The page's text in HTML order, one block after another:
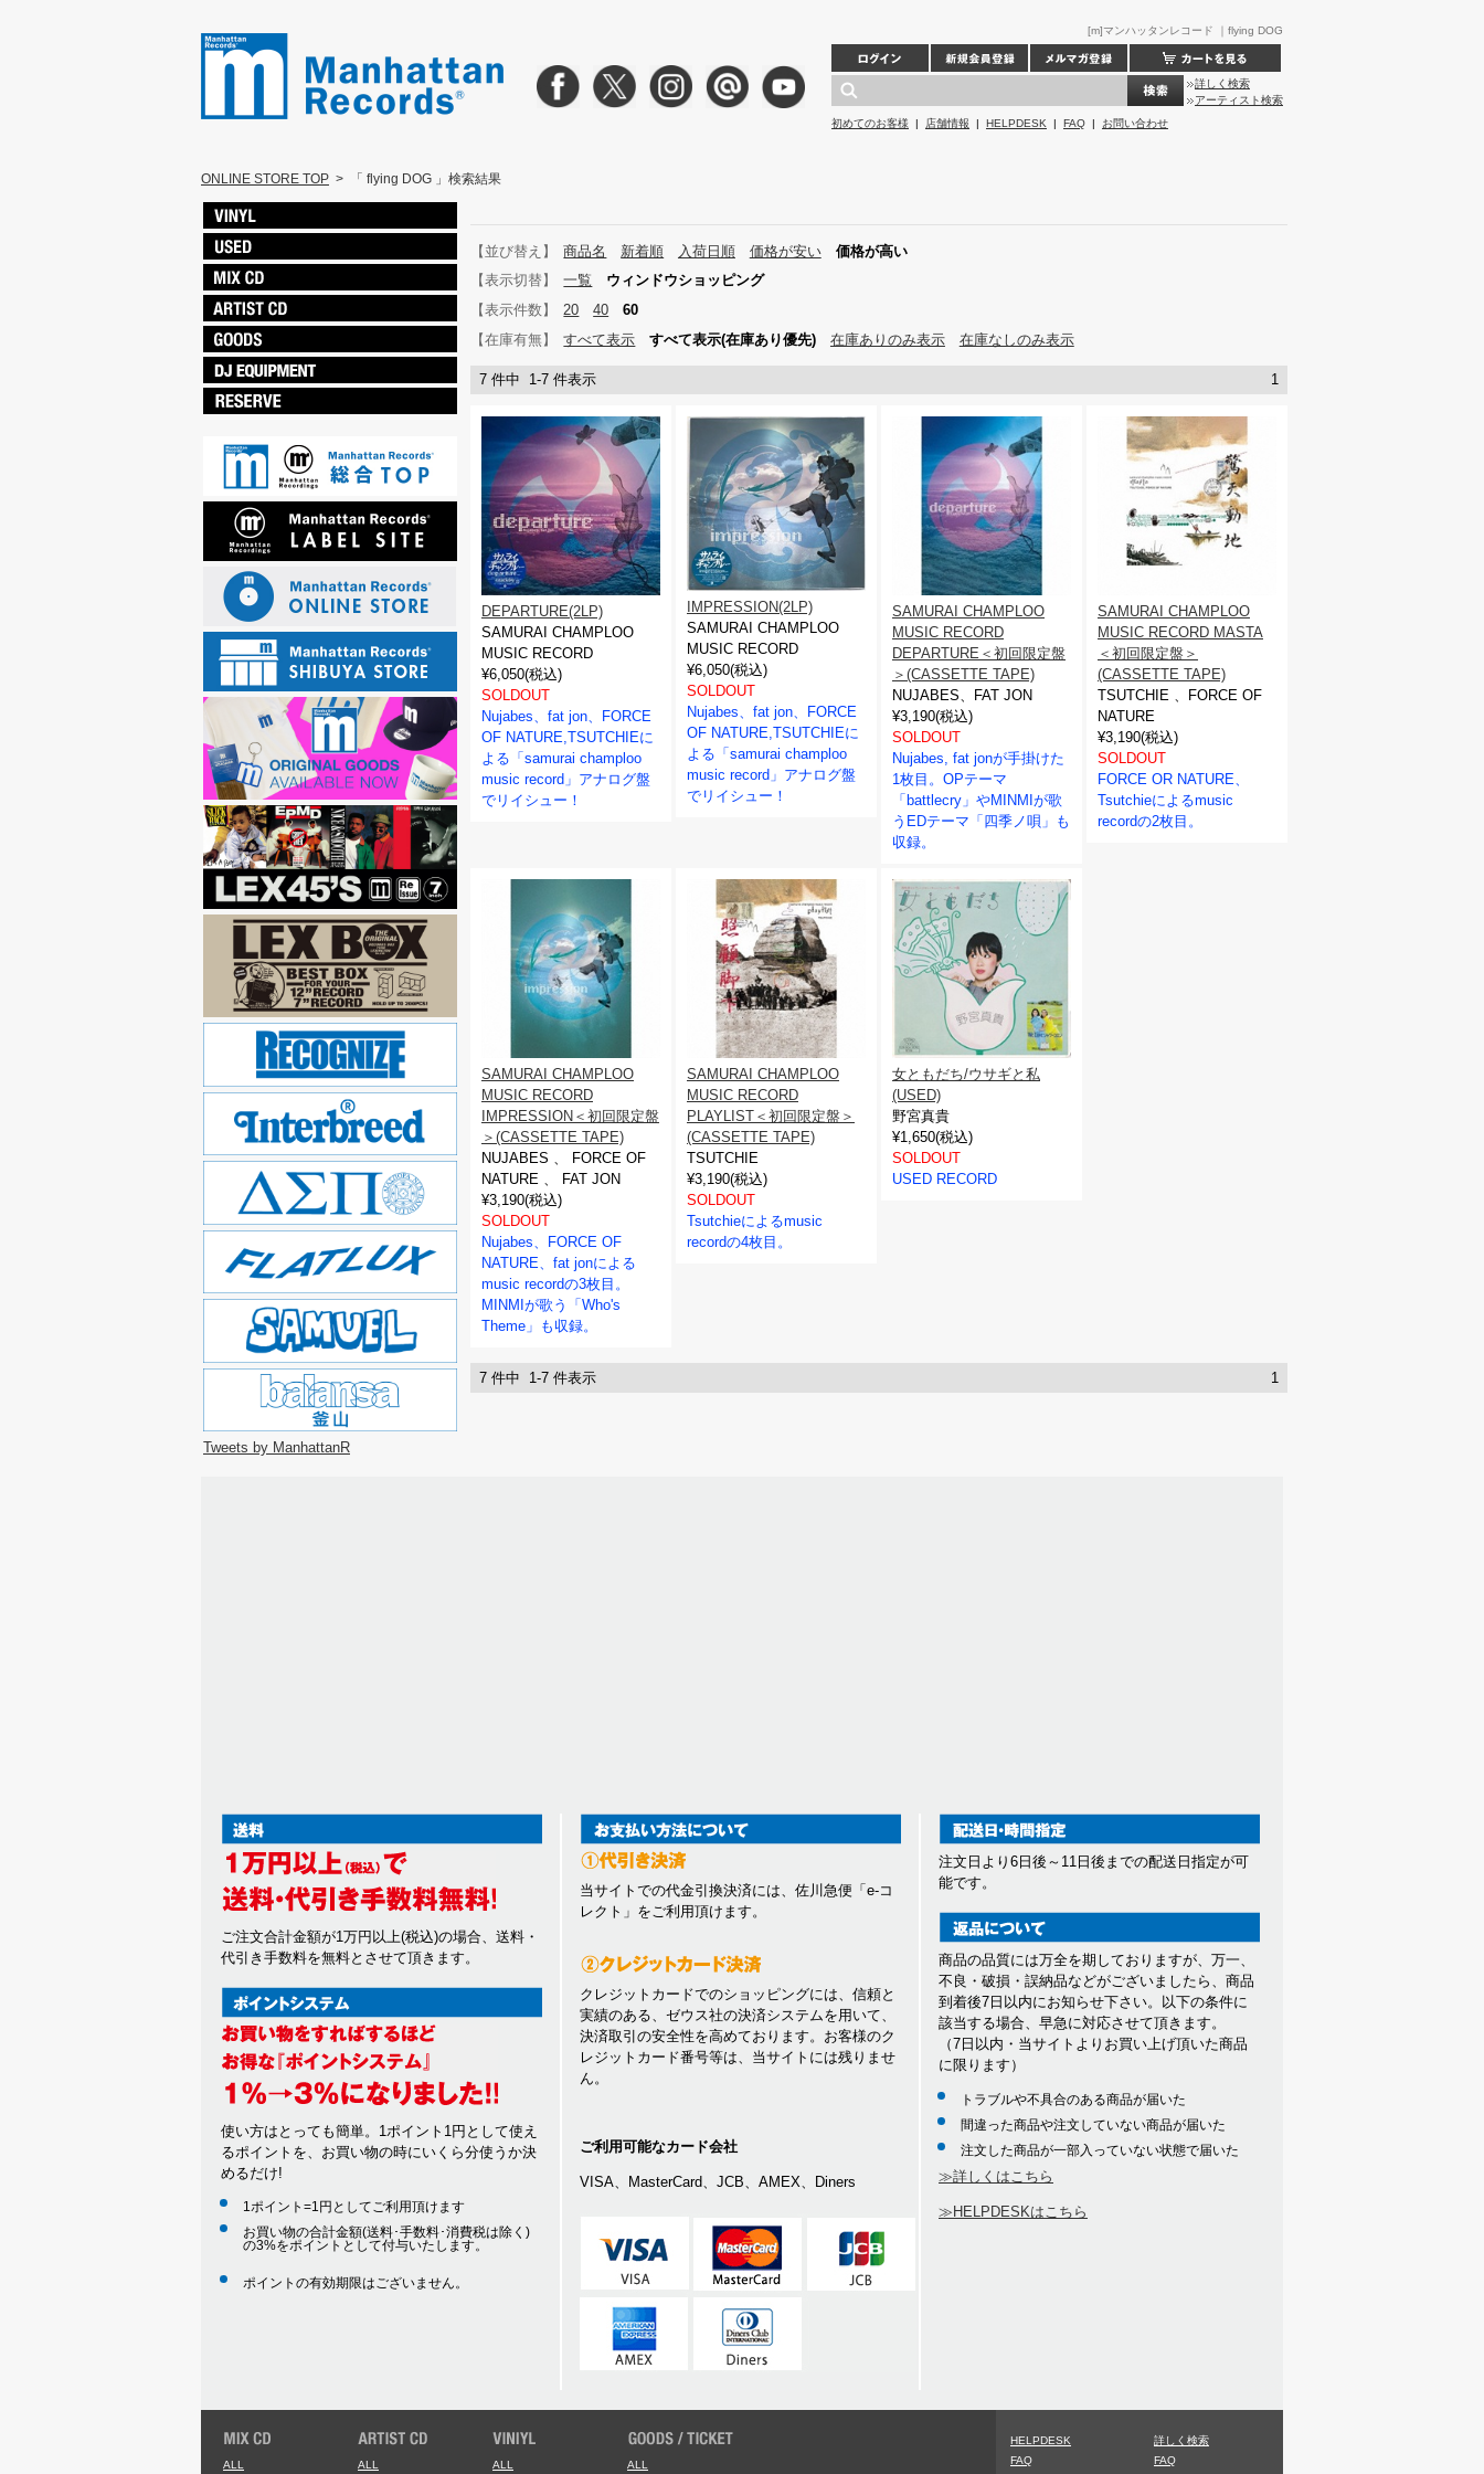
[m]マンハッタンレコード ｜flying DOG
詳しく検索
アーティスト検索
初めてのお客様 | 店舗情報 | HELPDESK | FAQ | お問い合わせ
ONLINE STORE TOP > 「 flying DOG 」検索結果
Tweets by ManhattanR
【並び替え】 商品名 新着順 入荷日順 価格が安い
価格が高い
【表示切替】
一覧
ウィンドウショッピング
【表示件数】
20 40
60
【在庫有無】
すべて表示 すべて表示(在庫あり優先) 在庫ありのみ表示 在庫なしのみ表示
7 件中 1-7 件表示 1
DEPARTURE(2LP)
SAMURAI CHAMPLOO
MUSIC RECORD
¥6,050(税込)
SOLDOUT
Nujabes、fat jon、FORCE
OF NATURE,TSUTCHIEに
よる「samurai champloo
music record」アナログ盤
でリイシュー！
IMPRESSION(2LP)
SAMURAI CHAMPLOO
MUSIC RECORD
¥6,050(税込)
SOLDOUT
Nujabes、fat jon、FORCE
OF NATURE,TSUTCHIEに
よる「samurai champloo
music record」アナログ盤
でリイシュー！
SAMURAI CHAMPLOO
MUSIC RECORD
DEPARTURE＜初回限定盤
＞(CASSETTE TAPE)
NUJABES、FAT JON
¥3,190(税込)
SOLDOUT
Nujabes, fat jonが手掛けた
1枚目。OPテーマ
「battlecry」やMINMIが歌
うEDテーマ「四季ノ唄」も
収録。
SAMURAI CHAMPLOO
MUSIC RECORD MASTA
＜初回限定盤＞
(CASSETTE TAPE)
TSUTCHIE 、FORCE OF
NATURE
¥3,190(税込)
SOLDOUT
FORCE OR NATURE、
Tsutchieによるmusic
recordの2枚目。
SAMURAI CHAMPLOO
MUSIC RECORD
IMPRESSION＜初回限定盤
＞(CASSETTE TAPE)
NUJABES 、 FORCE OF
NATURE 、 FAT JON
¥3,190(税込)
SOLDOUT
Nujabes、FORCE OF
NATURE、fat jonによる
music recordの3枚目。
MINMIが歌う「Who's
Theme」も収録。
SAMURAI CHAMPLOO
MUSIC RECORD
PLAYLIST＜初回限定盤＞
(CASSETTE TAPE)
TSUTCHIE
¥3,190(税込)
SOLDOUT
Tsutchieによるmusic
recordの4枚目。
女ともだち/ウサギと私
(USED)
野宮真貴
¥1,650(税込)
SOLDOUT
USED RECORD
7 件中 1-7 件表示 1
ご注文合計金額が1万円以上(税込)の場合、送料・
代引き手数料を無料とさせて頂きます。
使い方はとっても簡単。1ポイント1円として使え
るポイントを、お買い物の時にいくら分使うか決
めるだけ!
1ポイント=1円としてご利用頂けます
お買い物の合計金額(送料･手数料･消費税は除く)
の3%をポイントとして付与いたします。
ポイントの有効期限はございません。
当サイトでの代金引換決済には、佐川急便「e-コ
レクト」をご利用頂けます。
クレジットカードでのショッピングには、信頼と
実績のある、ゼウス社の決済システムを用いて、
決済取引の安全性を高めております。お客様のク
レジットカード番号等は、当サイトには残りませ
ん。
ご利用可能なカード会社
VISA、MasterCard、JCB、AMEX、Diners
注文日より6日後～11日後までの配送日指定が可
能です。
商品の品質には万全を期しておりますが、万一、
不良・破損・誤納品などがございましたら、商品
到着後7日以内にお知らせ下さい。以下の条件に
該当する場合、早急に対応させて頂きます。
（7日以内・当サイトよりお買い上げ頂いた商品
に限ります）
トラブルや不具合のある商品が届いた
間違った商品や注文していない商品が届いた
注文した商品が一部入っていない状態で届いた
≫詳しくはこちら
≫HELPDESKはこちら
ALL ALL ALL ALL
HELPDESK
FAQ
詳しく検索
FAQ